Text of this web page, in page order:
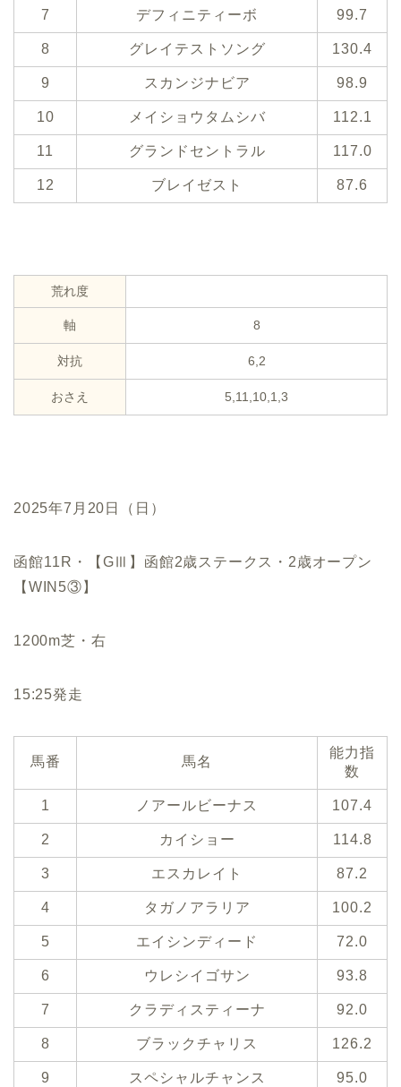
7 デフィニティーボ 99.7
8 グレイテストソング 130.4
9 スカンジナビア 98.9
10 メイショウタムシバ 112.1
11 グランドセントラル 117.0
12 ブレイゼスト 87.6
荒れ度
軸 8
対抗 6,2
おさえ 5,11,10,1,3
2025年7月20日（日）
函館11R・【GⅢ】函館2歳ステークス・2歳オープン
【WIN5③】
1200m芝・右
15:25発走
馬番 馬名
能力指
数
1 ノアールビーナス 107.4
2 カイショー 114.8
3 エスカレイト 87.2
4 タガノアラリア 100.2
5 エイシンディード 72.0
6 ウレシイゴサン 93.8
7 クラディスティーナ 92.0
8 ブラックチャリス 126.2
9 スペシャルチャンス 95.0